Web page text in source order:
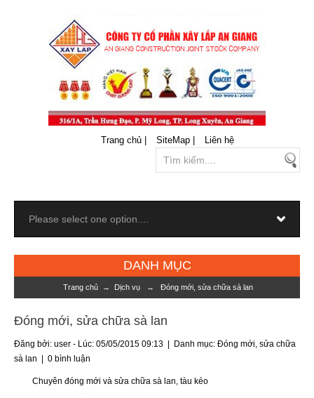
Trang chủ | SiteMap | Liên hệ
DANH MỤC
Trang chủ → Dịch vụ → Đóng mới, sửa chữa sà lan
Đóng mới, sửa chữa sà lan
Đăng bởi: user - Lúc: 05/05/2015 09:13 | Danh mục: Đóng mới, sửa chữa
sà lan
0 bình luận
Chuyên đóng mới và sửa chữa sà lan, tàu kéo